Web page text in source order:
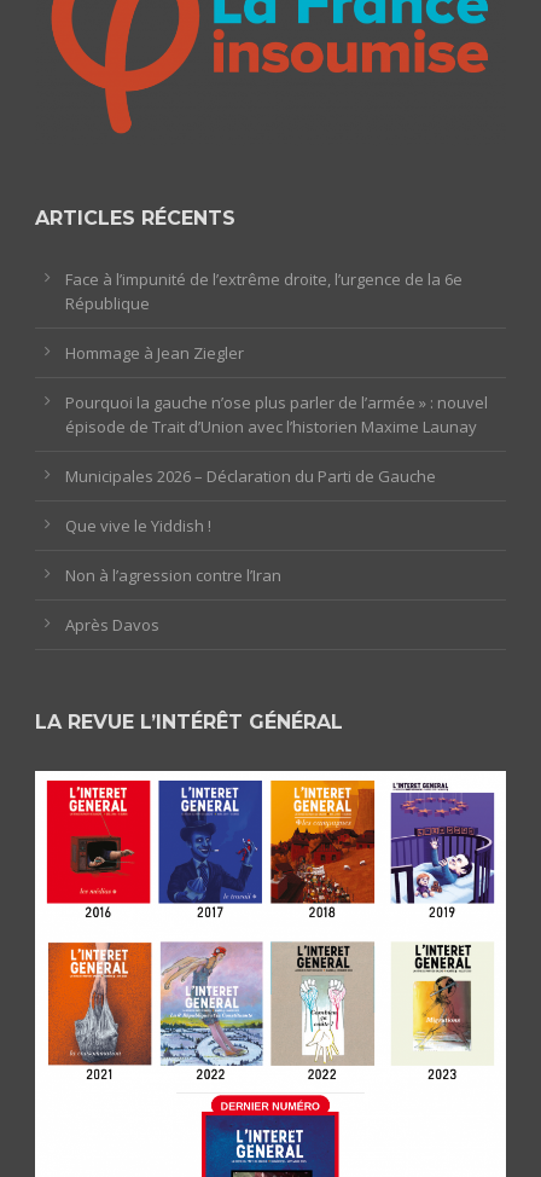
ARTICLES RÉCENTS
Face à l’impunité de l’extrême droite, l’urgence de la 6e
République
Hommage à Jean Ziegler
Pourquoi la gauche n’ose plus parler de l’armée » : nouvel
épisode de Trait d’Union avec l’historien Maxime Launay
Municipales 2026 – Déclaration du Parti de Gauche
Que vive le Yiddish !
Non à l’agression contre l’Iran
Après Davos
LA REVUE L’INTÉRÊT GÉNÉRAL